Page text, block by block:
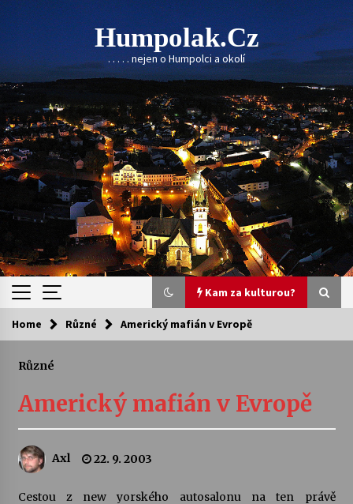
Skip
to
content
Humpolak.cz
. . . . . nejen o Humpolci a okolí
Kam za kulturou?
Kam za kulturou?
Sukuba Ensemble
4. 8. 2026
Vernisáž výstavy Josefíny Duškové: Stávám se
kapkou
Home Různé Americký mafián v Evropě
Různé
Americký mafián v Evropě
Axl 22. 9. 2003
Cestou z new yorského autosalonu na ten právě